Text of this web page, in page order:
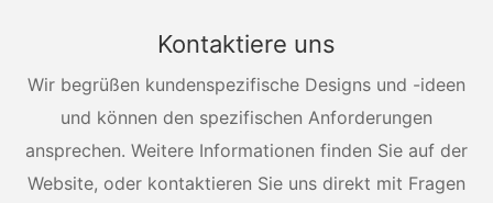
Kontaktiere uns
Wir begrüßen kundenspezifische Designs und -ideen
und können den spezifischen Anforderungen
ansprechen. Weitere Informationen finden Sie auf der
Website, oder kontaktieren Sie uns direkt mit Fragen